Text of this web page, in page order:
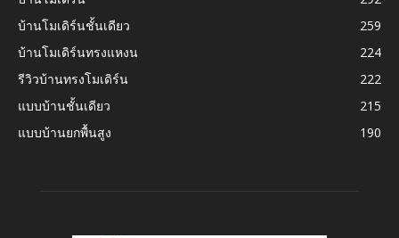
บ้านโมเดิร์นชั้นเดียว
259
บ้านโมเดิร์นทรงแหงน
224
รีวิวบ้านทรงโมเดิร์น
222
แบบบ้านชั้นเดียว
215
แบบบ้านยกพื้นสูง
190